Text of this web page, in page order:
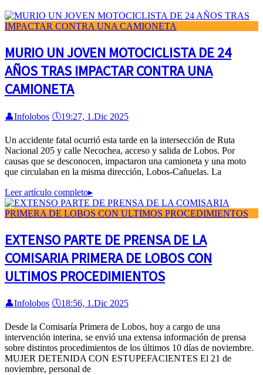
MURIO UN JOVEN MOTOCICLISTA DE 24
AÑOS TRAS IMPACTAR CONTRA UNA
CAMIONETA
👤Infolobos 🕔19:27, 1.Dic 2025
Un accidente fatal ocurrió esta tarde en la intersección de Ruta
Nacional 205 y calle Necochea, acceso y salida de Lobos. Por
causas que se desconocen, impactaron una camioneta y una moto
que circulaban en la misma dirección, Lobos-Cañuelas. La
Leer artículo completo▸
EXTENSO PARTE DE PRENSA DE LA
COMISARIA PRIMERA DE LOBOS CON
ULTIMOS PROCEDIMIENTOS
👤Infolobos 🕔18:56, 1.Dic 2025
Desde la Comisaría Primera de Lobos, hoy a cargo de una
intervención interina, se envió una extensa información de prensa
sobre distintos procedimientos de los últimos 10 días de noviembre.
MUJER DETENIDA CON ESTUPEFACIENTES El 21 de
noviembre, personal de